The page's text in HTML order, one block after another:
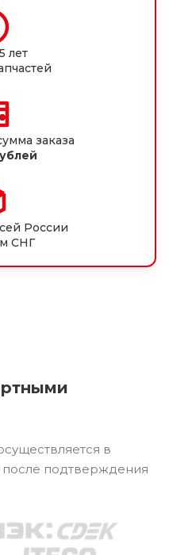
лет
заказа
России
СНГ
в
после подтверждения